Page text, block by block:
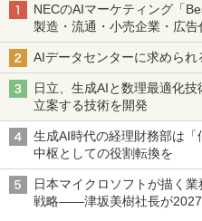
NECのAIマーケティング「
製造・流通・小売企業・広
AIデータセンターに求めら
日立、生成AIと数理最適化
立案する技術を開発
生成AI時代の経理財務部は
中枢としての役割転換を
日本マイクロソフトが描く
戦略――津坂美樹社長が2027